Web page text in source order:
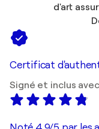
d'art
Certificat
Signé et inclus